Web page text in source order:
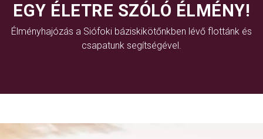
EGY ÉLETRE SZÓLÓ ÉLMÉNY!
Élményhajózás a Siófoki báziskikötőnkben lévő flottánk és
csapatunk segítségével.